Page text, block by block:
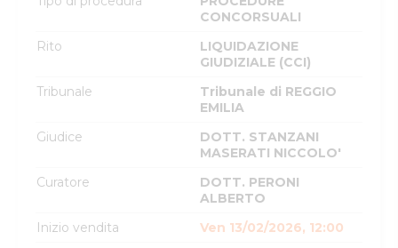
CONCORSUALI
Rito
LIQUIDAZIONE
GIUDIZIALE (CCI)
Tribunale
Tribunale di REGGIO
EMILIA
Giudice
DOTT. STANZANI
MASERATI NICCOLO'
Curatore
DOTT. PERONI
ALBERTO
Inizio vendita
Ven 13/02/2026, 12:00